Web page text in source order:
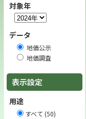
対象年
データ
地価公示
地価調査
表示設定
用途
すべて (50)